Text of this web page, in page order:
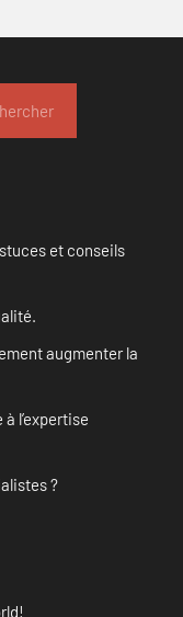
et conseils
augmenter la
l’expertise
?